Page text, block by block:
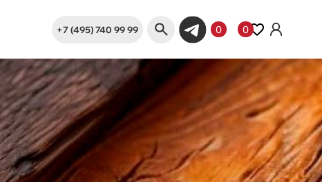
+7 (495) 740 99 99 0 0